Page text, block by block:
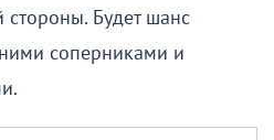
стороны. Будет шанс
соперниками и